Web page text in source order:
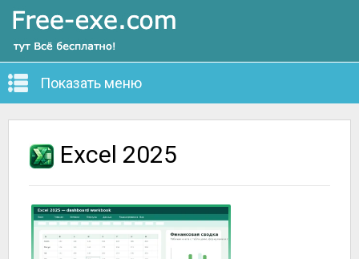
Показать меню
Excel 2025